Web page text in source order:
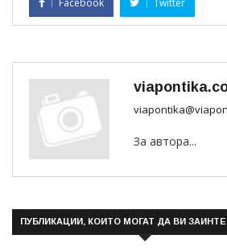
За автора...
ПУБЛИКАЦИИ, КОИТО МОГАТ ДА ВИ